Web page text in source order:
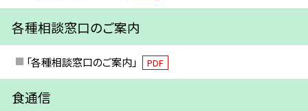
各種相談窓口のご案内
「各種相談窓口のご案内」 PDF
食通信